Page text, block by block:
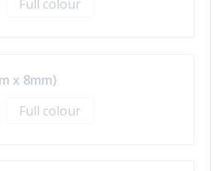
Full colour
x 8mm)
Full colour